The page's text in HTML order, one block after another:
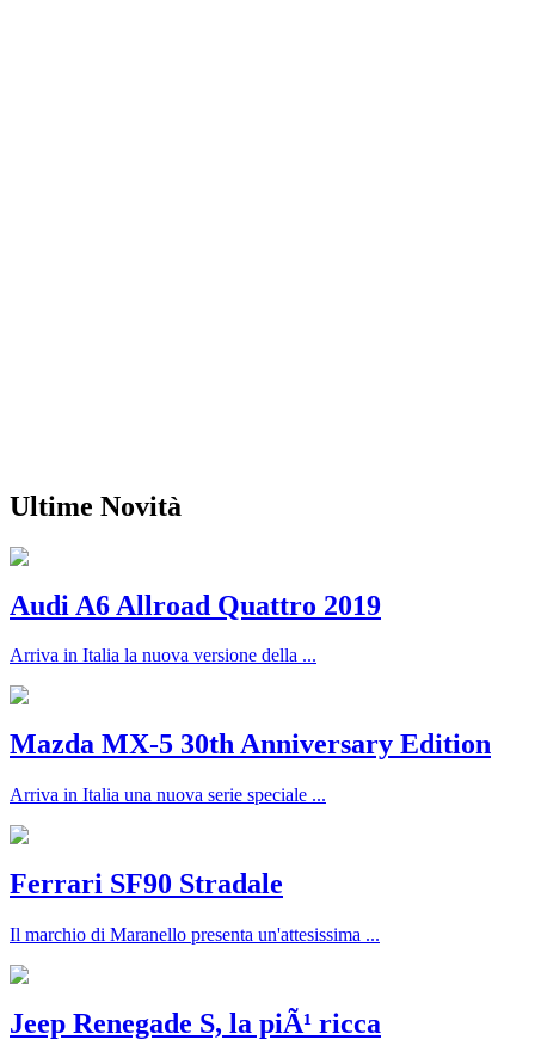
Ultime Novità
Audi A6 Allroad Quattro 2019
Arriva in Italia la nuova versione della ...
Mazda MX-5 30th Anniversary Edition
Arriva in Italia una nuova serie speciale ...
Ferrari SF90 Stradale
Il marchio di Maranello presenta un'attesissima ...
Jeep Renegade S, la piÃ¹ ricca